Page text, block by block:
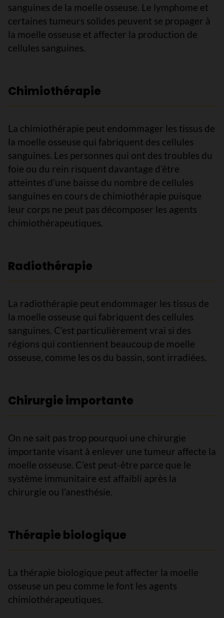
sanguines de la moelle osseuse. Le lymphome et
certaines tumeurs solides peuvent se propager à
la moelle osseuse et affecter la production de
cellules sanguines.
Chimiothérapie
La chimiothérapie peut endommager les tissus de
la moelle osseuse qui fabriquent des cellules
sanguines. Les personnes qui ont des troubles du
foie ou du rein risquent davantage d’être
atteintes d’une baisse du nombre de cellules
sanguines en cours de chimiothérapie puisque
leur corps ne peut pas décomposer les agents
chimiothérapeutiques.
Radiothérapie
La radiothérapie peut endommager les tissus de
la moelle osseuse qui fabriquent des cellules
sanguines. C’est particulièrement vrai si des
régions qui contiennent beaucoup de moelle
osseuse, comme les os du bassin, sont irradiées.
Chirurgie importante
On ne sait pas trop pourquoi une chirurgie
importante visant à enlever une tumeur affecte la
moelle osseuse. C’est peut-être parce que le
système immunitaire est affaibli après la
chirurgie ou l’anesthésie.
Thérapie biologique
La thérapie biologique peut affecter la moelle
osseuse un peu comme le font les agents
chimiothérapeutiques.